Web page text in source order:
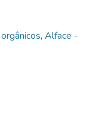
, Alface -